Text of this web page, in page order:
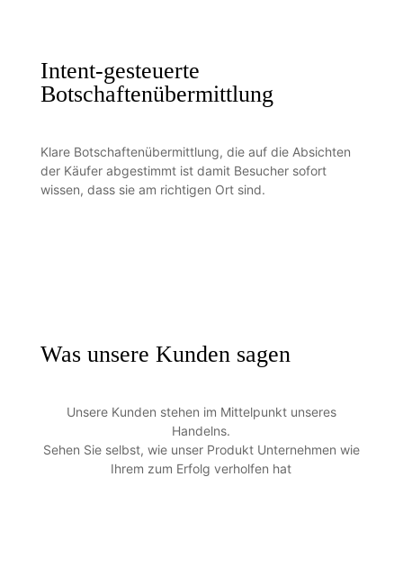
Intent-gesteuerte
Botschaftenübermittlung
Klare Botschaftenübermittlung, die auf die Absichten
der Käufer abgestimmt ist damit Besucher sofort
wissen, dass sie am richtigen Ort sind.
Was unsere Kunden sagen
Unsere Kunden stehen im Mittelpunkt unseres
Handelns.
Sehen Sie selbst, wie unser Produkt Unternehmen wie
Ihrem zum Erfolg verholfen hat